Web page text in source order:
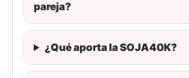
pareja?
¿Qué aporta la SOJA40K?